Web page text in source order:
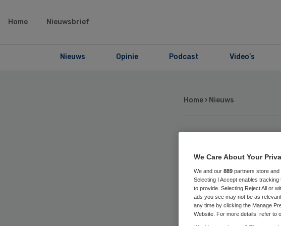
Home Nieuwsbrief
Nieuws Opinie Podcast Video’s
Home › Nieuws
Man
in
We Care About Your
We and our 889 partners store and
Selecting I Accept enables
to provide. Selecting Reject All or
ads you see may not be as
any time by clicking the Manage
Website. For more details, refer to